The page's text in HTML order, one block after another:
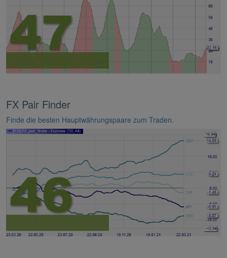
FX Pair Finder
Finde die besten Hauptwährungspaare zum Traden.